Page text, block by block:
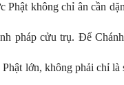
không chỉ ân cần
pháp cửu trụ. Để
lớn, không phải chỉ